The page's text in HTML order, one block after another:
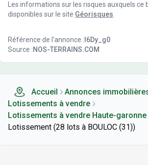
Les informations sur les risques auxquels ce
disponibles sur le site Géorisques
Référence de l'annonce : l6Dy_g0
Source :NOS-TERRAINS.COM
Accueil
Annonces
Lotissements à vendre
Lotissements à vendre Haute-garonne
Lotissement (28 lots à BOULOC (31))